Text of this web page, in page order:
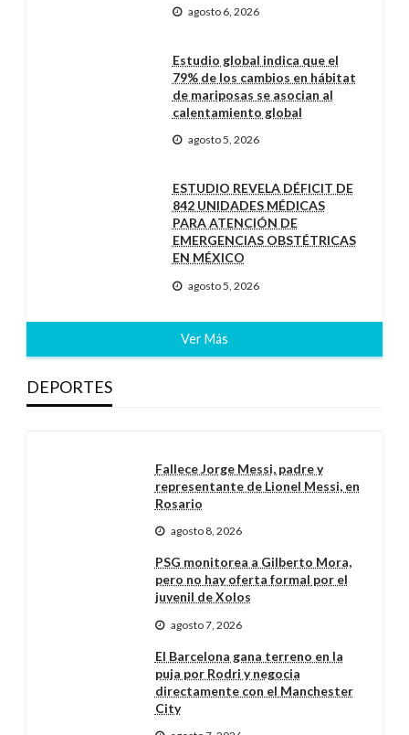
agosto 6, 2026
Estudio global indica que el
79% de los cambios en hábitat
de mariposas se asocian al
calentamiento global
agosto 5, 2026
ESTUDIO REVELA DÉFICIT DE
842 UNIDADES MÉDICAS
PARA ATENCIÓN DE
EMERGENCIAS OBSTÉTRICAS
EN MÉXICO
agosto 5, 2026
Ver Más
DEPORTES
Fallece Jorge Messi, padre y
representante de Lionel Messi, en
Rosario
agosto 8, 2026
PSG monitorea a Gilberto Mora,
pero no hay oferta formal por el
juvenil de Xolos
agosto 7, 2026
El Barcelona gana terreno en la
puja por Rodri y negocia
directamente con el Manchester
City